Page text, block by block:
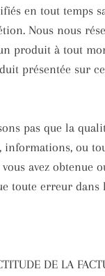
en tout temps
Nous nous
produit à tout
présentée sur
pas que la
informations, ou
avez obtenue
toute erreur dans
DE LA